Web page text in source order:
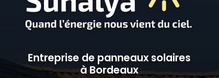
Entreprise de panneaux solaires
à Bordeaux